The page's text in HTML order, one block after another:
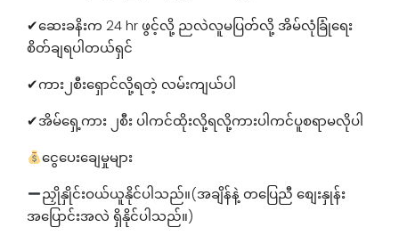
✔ဆေးခနိးက 24 hr ဖွင့်လို့ ညလဲလူမပြတ်လို့ အိမ်လုံခြုံရေး
စိတ်ချရပါတယ်ရှင်
✔ကား၂စီးရှောင်လို့ရတဲ့ လမ်းကျယ်ပါ
✔အိမ်ရှေ့ကား ၂စီး ပါကင်ထိုးလို့ရလို့ကားပါကင်ပူစရာမလိုပါ
ငွေပေးချေမှုများ
ညှိုနှိုင်းဝယ်ယူနိုင်ပါသည်။(အချိန်နဲ့ တပြေညီ စျေးနှုန်း
အပြောင်းအလဲ ရှိနိုင်ပါသည်။)